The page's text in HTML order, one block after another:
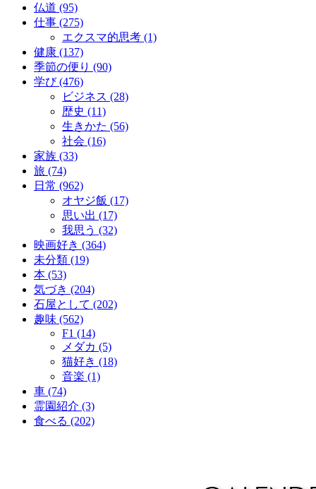
仏道 (95)
仕事 (275)
エクスマ的思考 (1)
健康 (137)
季節の便り (90)
学び (476)
ビジネス (28)
歴史 (11)
生きかた (56)
社会 (16)
家族 (33)
旅 (74)
日常 (962)
オヤジ飯 (17)
思い出 (17)
我思う (32)
映画好き (364)
未分類 (19)
本 (53)
気づき (204)
石屋として (202)
趣味 (562)
F1 (14)
メダカ (5)
猫好き (18)
音楽 (1)
車 (74)
霊園紹介 (3)
食べる (202)